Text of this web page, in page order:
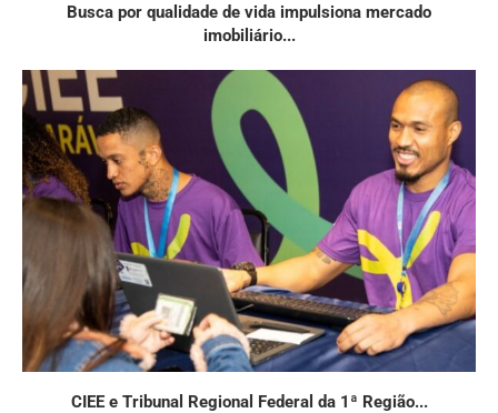
Busca por qualidade de vida impulsiona mercado
imobiliário...
CIEE e Tribunal Regional Federal da 1ª Região...